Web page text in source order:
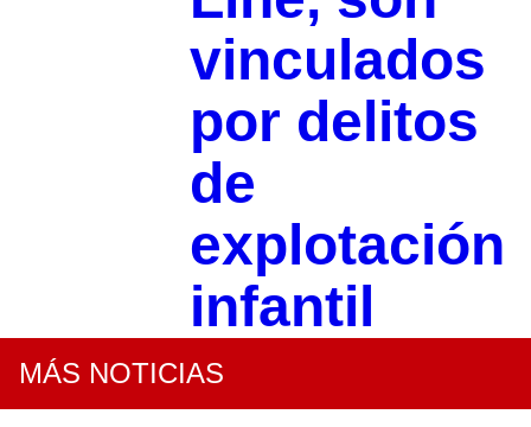
vinculados
por delitos
de
explotación
infantil
MÁS NOTICIAS